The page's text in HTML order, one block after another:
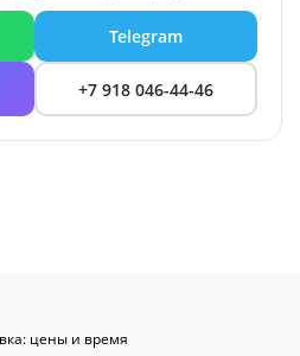
Telegram
+7 918 046-44-46
цены и время